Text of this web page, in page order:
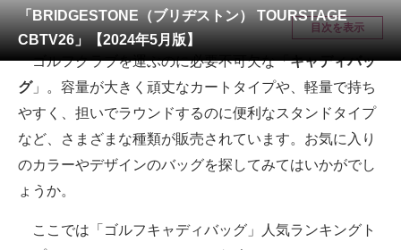
メディア
注目記事を集めた総合ページ
ITの今と未来を見通す
スマホと通信の最新トレンド
進化するPCとデバイスの未来
好きが集まる 比べて選べる
ビジネスと働き方のヒント
「BRIDGESTONE（ブリヂストン） TOURSTAGE
CBTV26」【2024年5月版】
目次を表示
ゴルフクラブを運ぶのに必要不可欠な「キャディバッ
グ」。容量が大きく頑丈なカートタイプや、軽量で持ち
やすく、担いでラウンドするのに便利なスタンドタイプ
など、さまざまな種類が販売されています。お気に入り
のカラーやデザインのバッグを探してみてはいかがでし
ょうか。
ここでは「ゴルフキャディバッグ」人気ランキングト